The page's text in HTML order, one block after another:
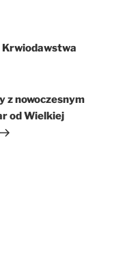
Krwiodawstwa
z nowoczesnym
od Wielkiej